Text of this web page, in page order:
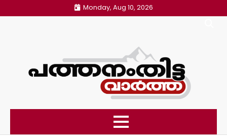
to
Monday, Aug 10, 2026